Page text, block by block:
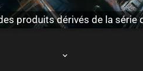
produits dérivés de la série